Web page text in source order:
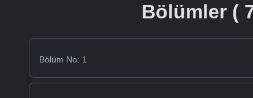
Bölümler (
Bölüm No: 1